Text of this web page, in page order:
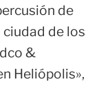
de
de los
&
Heliópolis»,